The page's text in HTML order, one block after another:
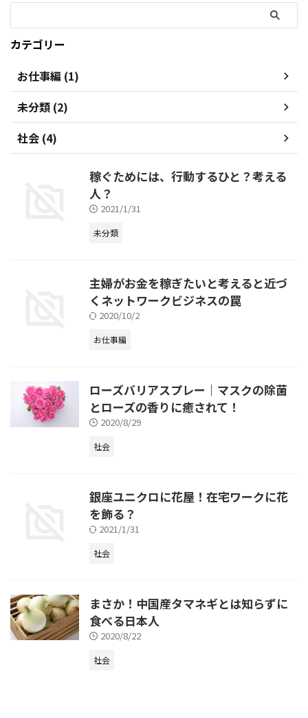
カテゴリー
お仕事編 (1)
未分類 (2)
社会 (4)
稼ぐためには、行動するひと？考える
人？
2021/1/31
未分類
主婦がお金を稼ぎたいと考えると近づ
くネットワークビジネスの罠
2020/10/2
お仕事編
ローズバリアスプレー｜マスクの除菌
とローズの香りに癒されて！
2020/8/29
社会
銀座ユニクロに花屋！在宅ワークに花
を飾る？
2021/1/31
社会
まさか！中国産タマネギとは知らずに
食べる日本人
2020/8/22
社会